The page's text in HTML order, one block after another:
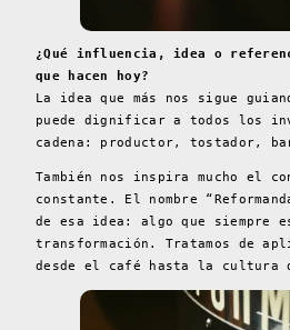
¿Qué influencia, idea o
que hacen hoy?
La idea que más nos sigue
puede dignificar a todos los
cadena: productor, tostador,
También nos inspira mucho el
constante. El nombre
de esa idea: algo que siempre
transformación. Tratamos de
desde el café hasta la cultura